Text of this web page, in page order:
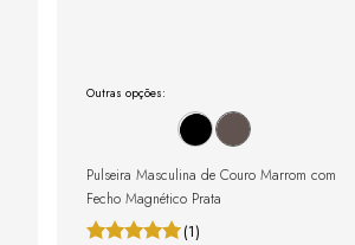
Outras opções:
Pulseira Masculina de Couro Marrom com
Fecho Magnético Prata
(1)